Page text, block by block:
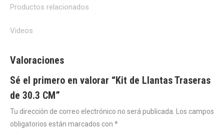
Productos relacionados
Videos
Valoraciones
Sé el primero en valorar “Kit de Llantas Traseras
de 30.3 CM”
Tu dirección de correo electrónico no será publicada.
Los campos
obligatorios están marcados con *